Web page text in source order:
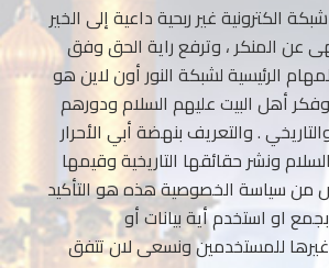
الكترونية غير ربحية داعية إلى الخير
عن المنكر ، وترفع راية الحق وفق
الرئيسية لشبكة النور أون لاين هو
أهل البيت عليهم السلام ودورهم
. والتعريف بنهضة أبي الأحرار
ونشر حقائقها التاريخية وقيمها
من سياسة الخصوصية هذه هو التأكيد
او استخدم أية بيانات أو
للمستخدمين ونسعى لان تتفق